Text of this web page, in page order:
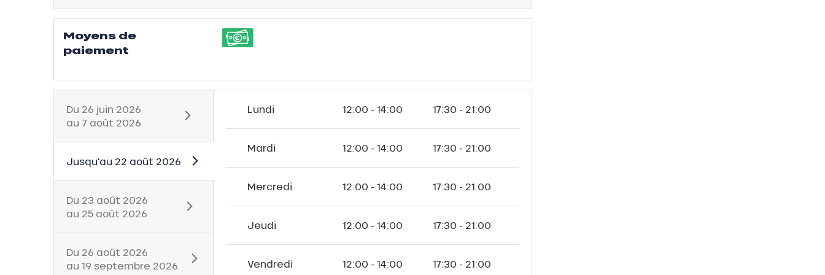
Moyens de
paiement
Du 26 juin 2026
au 7 août 2026
Jusqu'au 22 août 2026
Du 23 août 2026
au 25 août 2026
Du 26 août 2026
au 19 septembre 2026
Lundi 12:00 - 14:00 17:30 - 21:00
Mardi 12:00 - 14:00 17:30 - 21:00
Mercredi 12:00 - 14:00 17:30 - 21:00
Jeudi 12:00 - 14:00 17:30 - 21:00
Vendredi 12:00 - 14:00 17:30 - 21:00